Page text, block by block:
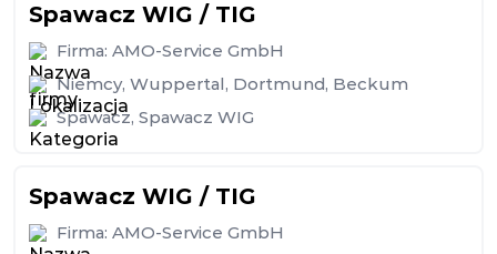
Spawacz WIG / TIG
Firma: AMO-Service GmbH
Niemcy, Wuppertal, Dortmund, Beckum
Spawacz, Spawacz WIG
Spawacz WIG / TIG
Firma: AMO-Service GmbH